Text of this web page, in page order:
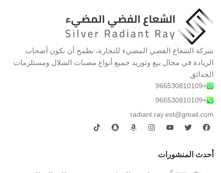
شركة الشعاع الفضي المضيء للتجارة، نطمح أن نكون أصحاب
الريادة في مجال بيع وتوريد جميع أنواع مصبات الشلال ومستلزمات
الحدائق
+966530810109
+966530810109
radiant.ray.est@gmail.com
أحدث المنشورات